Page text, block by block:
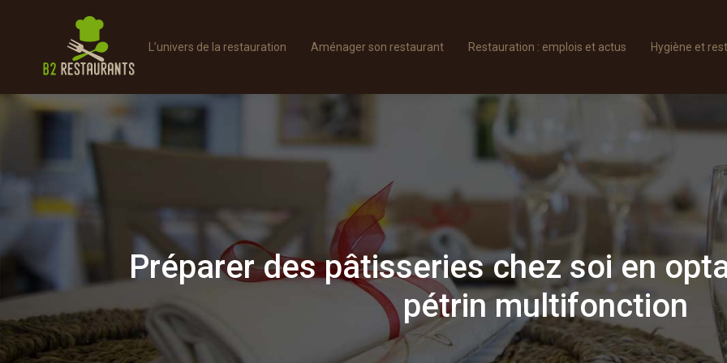
L’univers de la restauration Aménager son restaurant Restauration : emplois et actus Hygiène et
Préparer des pâtisseries chez soi en
pétrin multifonction